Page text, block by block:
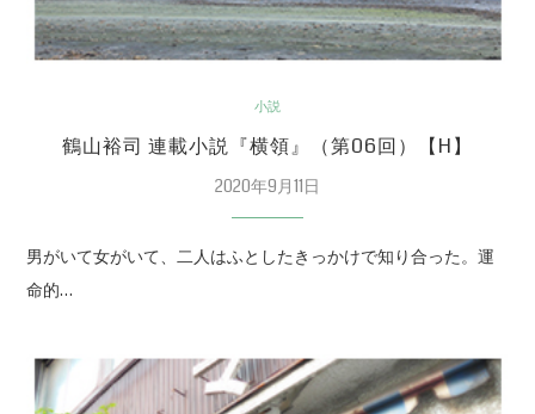
小説
鶴山裕司 連載小説『横領』（第06回）【H】
2020年9月11日
男がいて女がいて、二人はふとしたきっかけで知り合った。運
命的…